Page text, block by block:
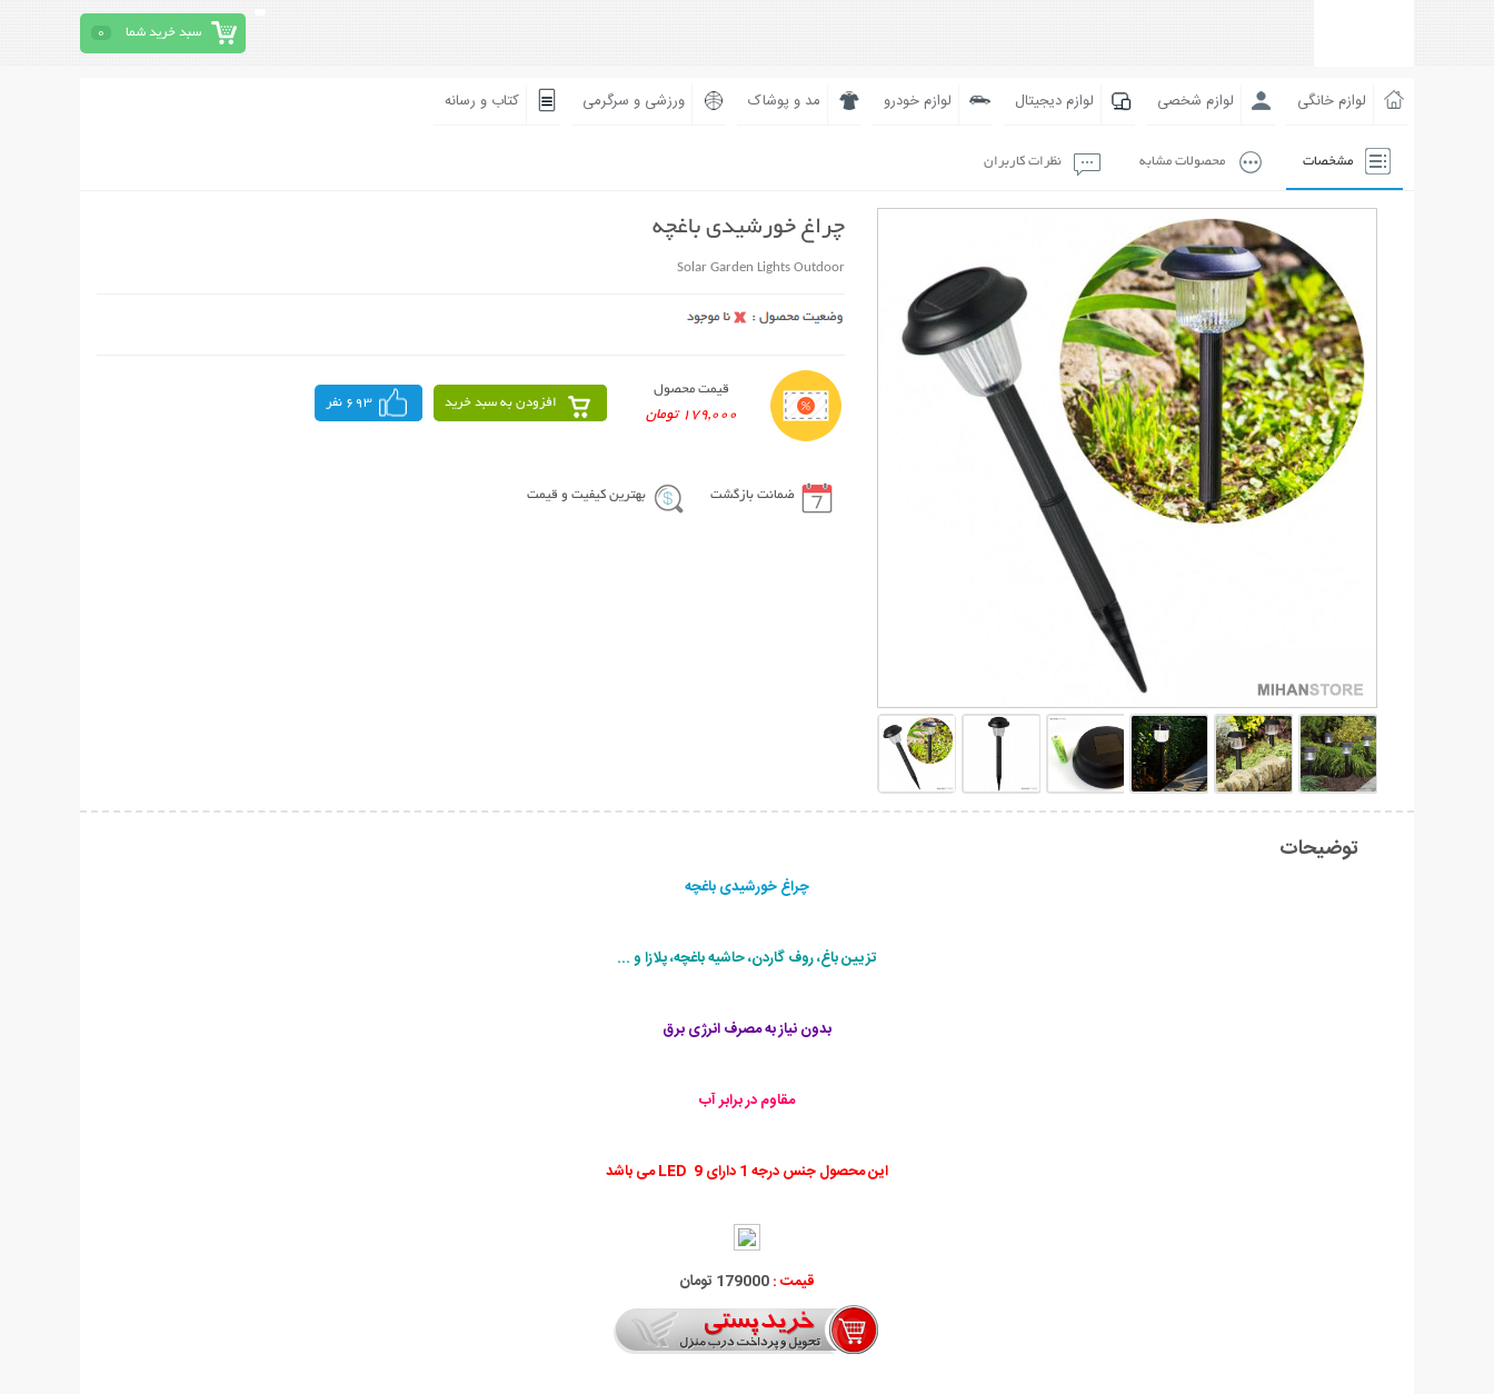
سبد خرید شما 0
لوازم خانگی لوازم شخصی لوازم دیجیتال لوازم خودرو مد و پوشاک ورزشی و سرگرمی کتاب و رسانه
مشخصات محصولات مشابه نظرات کاربران
چراغ خورشیدی باغچه
Solar Garden Lights Outdoor
قیمت محصول
179,000 تومان
افزودن به سبد خرید 693 نفر
ضمانت بازگشت بهترین کیفیت و قیمت
توضیحات
چراغ خورشیدی باغچه
تزیین باغ، روف گاردن، حاشیه باغچه، پلازا و ...
بدون نیاز به مصرف انرژی برق
مقاوم در برابر آب
این محصول جنس درجه 1 دارای 9 LED می باشد
قیمت :179000 تومان